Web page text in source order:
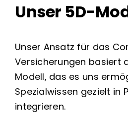
Unser 5D-
Unser Ansatz für das
Versicherungen basiert
Modell, das es uns
Spezialwissen gezielt in
integrieren.